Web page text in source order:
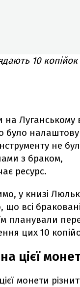
10
на Луганському
було
не
з браком,
ресурс.
у книзі
що всі
планували
цих 10
цієї
монети